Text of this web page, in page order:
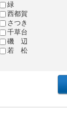
緑
西都賀
さつき
千草台
磯 辺
若 松